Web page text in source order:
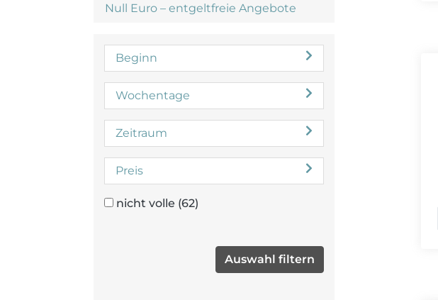
Null Euro – entgeltfreie Angebote
Beginn
Wochentage
Zeitraum
Preis
nicht volle (62)